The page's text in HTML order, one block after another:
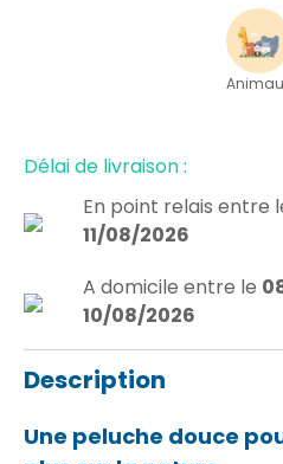
Délai de livraison :
En point relais entre
11/08/2026
A domicile entre le
10/08/2026
Description
Une peluche douce